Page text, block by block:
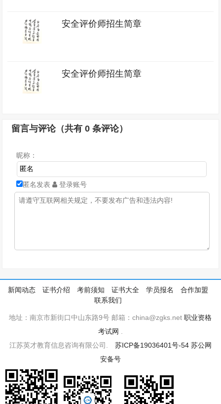
安全评价师招生简章
安全评价师招生简章
留言与评论（共有0 条评论）
昵称：
匿名发表 登录账号
新闻动态 证书介绍 考前须知 证书大全 学员报名
合作加盟
联系我们
地址：南京市新街口中山东路9号 邮箱：china@zgks.net职业资格
考试网
江苏英才教育信息咨询有限公司. 苏ICP备19036401号-54 苏公网
安备号